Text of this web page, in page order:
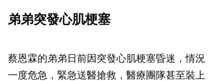
弟弟突發心肌梗塞
蔡恩霖的弟弟日前因突發心肌梗塞昏迷，情況
一度危急，緊急送醫搶救，醫療團隊甚至裝上